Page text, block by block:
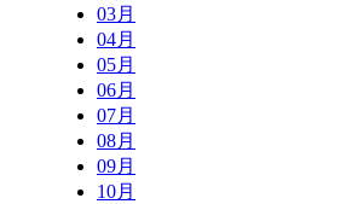
03月
04月
05月
06月
07月
08月
09月
10月